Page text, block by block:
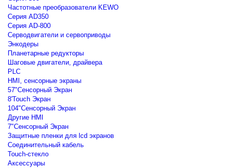
Частотные преобразователи KEWO
Серия AD350
Серия AD-800
Серводвигатели и сервоприводы
Энкодеры
Планетарные редукторы
Шаговые двигатели, драйвера
PLC
HMI, сенсорные экраны
57"Сенсорный Экран
8'Touch Экран
104"Сенсорный Экран
Другие HMI
7"Сенсорный Экран
Защитные пленки для lcd экранов
Соединительный кабель
Touch-стекло
Аксессуары